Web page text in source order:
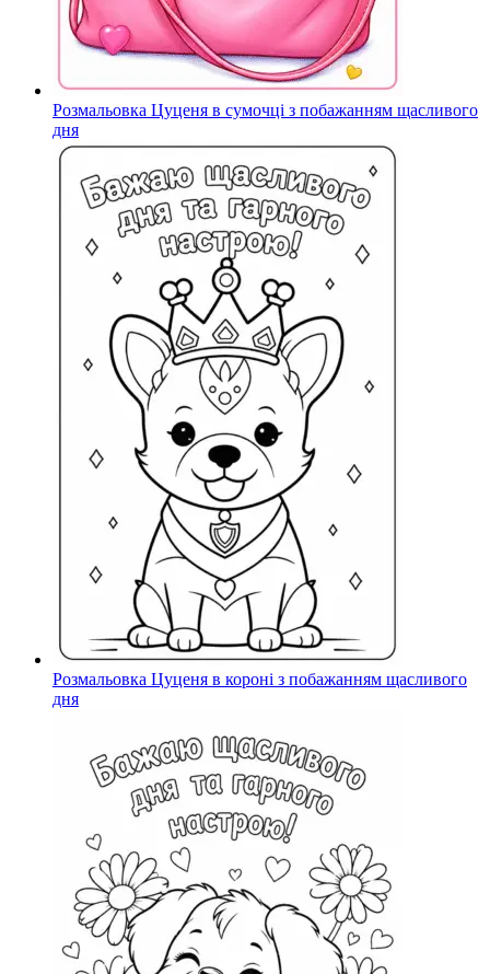
Розмальовка Цуценя в сумочці з побажанням щасливого
дня
Розмальовка Цуценя в короні з побажанням щасливого
дня